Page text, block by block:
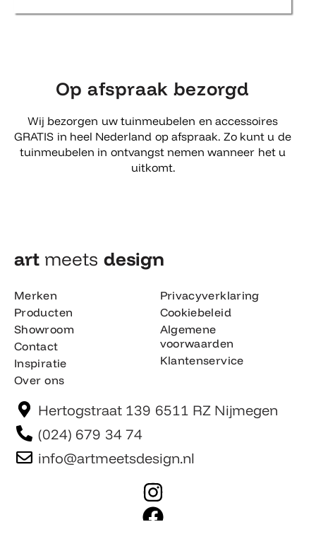
Op afspraak bezorgd
Wij bezorgen uw tuinmeubelen en accessoires
GRATIS in heel Nederland op afspraak. Zo kunt u de
tuinmeubelen in ontvangst nemen wanneer het u
uitkomt.
art meets design​
Merken
Producten
Showroom
Contact
Inspiratie
Over ons
Privacyverklaring
Cookiebeleid
Algemene
voorwaarden
Klantenservice
Hertogstraat 139 6511 RZ Nijmegen
(024) 679 34 74
info@artmeetsdesign.nl
I
n
F